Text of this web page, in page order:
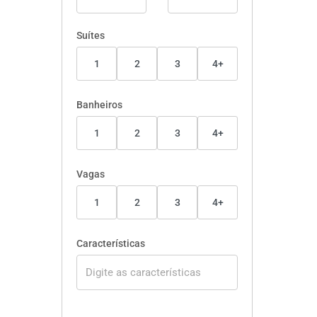
Suítes
1 2 3 4+
Banheiros
1 2 3 4+
Vagas
1 2 3 4+
Características